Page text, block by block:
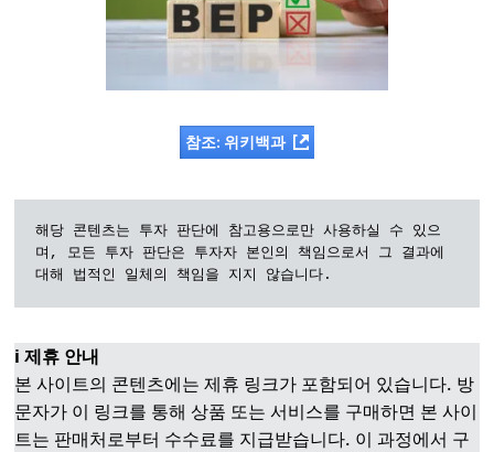
참조: 위키백과
해당 콘텐츠는 투자 판단에 참고용으로만 사용하실 수 있으
며, 모든 투자 판단은 투자자 본인의 책임으로서 그 결과에
대해 법적인 일체의 책임을 지지 않습니다.
ℹ️ 제휴 안내
본 사이트의 콘텐츠에는 제휴 링크가 포함되어 있습니다. 방
문자가 이 링크를 통해 상품 또는 서비스를 구매하면 본 사이
트는 판매처로부터 수수료를 지급받습니다. 이 과정에서 구